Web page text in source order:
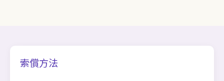
索償方法